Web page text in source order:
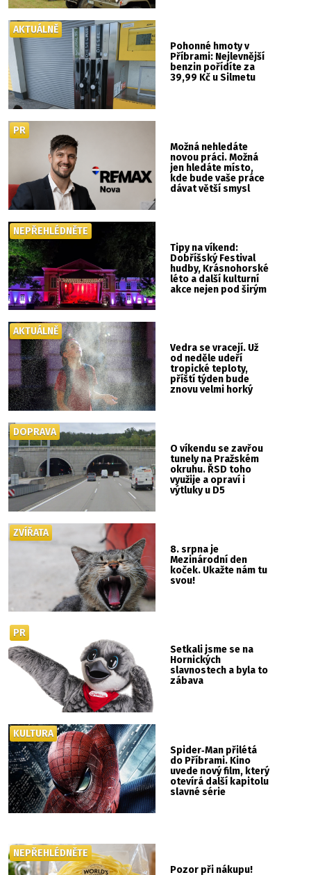
Pohonné hmoty v
Příbrami: Nejlevnější
benzin pořídíte za
39,99 Kč u Silmetu
AKTUÁLNĚ
Možná nehledáte
novou práci. Možná
jen hledáte místo,
kde bude vaše práce
dávat větší smysl
PR
Tipy na víkend:
Dobříšský Festival
hudby, Krásnohorské
léto a další kulturní
akce nejen pod širým
NEPŘEHLÉDNĚTE
Vedra se vracejí. Už
od neděle udeří
tropické teploty,
příští týden bude
znovu velmi horký
AKTUÁLNĚ
O víkendu se zavřou
tunely na Pražském
okruhu. ŘSD toho
využije a opraví i
výtluky u D5
DOPRAVA
8. srpna je
Mezinárodní den
koček. Ukažte nám tu
svou!
ZVÍŘATA
Setkali jsme se na
Hornických
slavnostech a byla to
zábava
PR
Spider‑Man přilétá
do Příbrami. Kino
uvede nový film, který
otevírá další kapitolu
slavné série
KULTURA
Pozor při nákupu!
NEPŘEHLÉDNĚTE